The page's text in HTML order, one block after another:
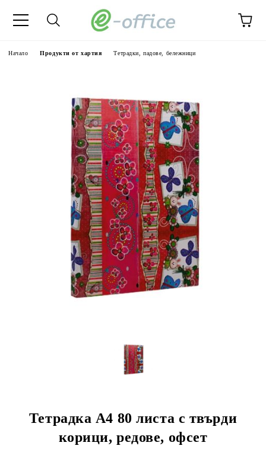
Начало Продукти от хартия Тетрадки, падове, бележници
Тетрадка А4 80 листа с твърди
корици, редове, офсет